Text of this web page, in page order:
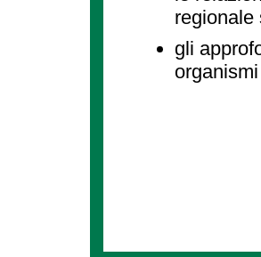
regionale
gli